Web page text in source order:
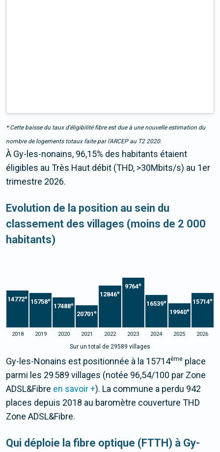
* Cette baisse du taux d’éligibilité fibre est due à une nouvelle estimation du
nombre de logements totaux faite par l’ARCEP au T2 2020.
À Gy-les-nonains, 96,15% des habitants étaient
éligibles au Très Haut débit (THD, >30Mbits/s) au 1er
trimestre 2026.
Evolution de la position au sein du
classement des villages (moins de 2 000
habitants)
14772e
15758e
17488e
20701e
12846e
9764e
16539e
19940e
15714e
2018 2019 2020 2021 2022 2023 2024 2025 2026
Sur un total de 29589 villages
Gy-les-Nonains est positionnée à la 15714ème place
parmi les 29 589 villages (notée 96,54/100 par Zone
ADSL&Fibre en savoir +). La commune a perdu 942
places depuis 2018 au baromètre couverture THD
Zone ADSL&Fibre.
Qui déploie la fibre optique (FTTH) à Gy-